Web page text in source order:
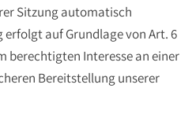
Sitzung automatisch
auf Grundlage von Art. 6
berechtigten Interesse an einer
Bereitstellung unserer